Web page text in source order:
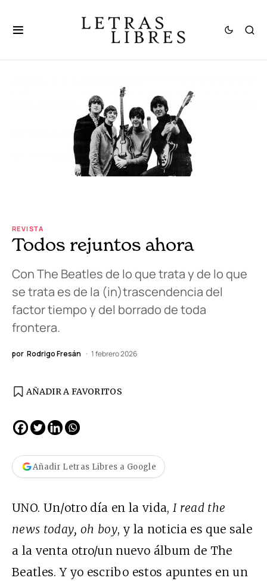
REVISTA
Todos rejuntos ahora
Con The Beatles de lo que trata y de lo que
se trata es de la (in)trascendencia del
factor tiempo y del borrado de toda
frontera.
por Rodrigo Fresán 1 febrero 2026
AÑADIR A FAVORITOS
Añadir Letras Libres a Google
UNO. Un/otro día en la vida, I read the
news today, oh boy, y la noticia es que sale
a la venta otro/un nuevo álbum de The
Beatles. Y yo escribo estos apuntes en un